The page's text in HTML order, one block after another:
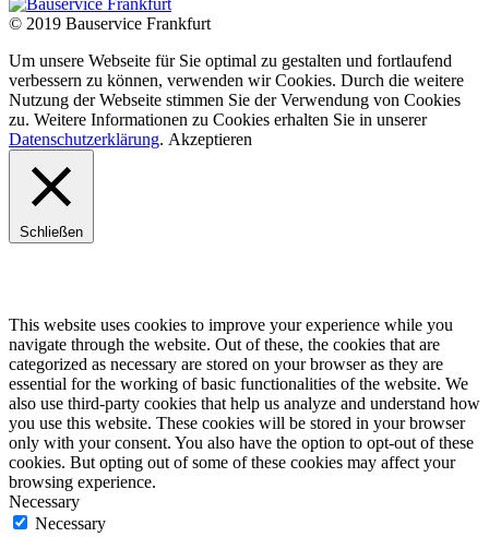
© 2019 Bauservice Frankfurt
Um unsere Webseite für Sie optimal zu gestalten und fortlaufend
verbessern zu können, verwenden wir Cookies. Durch die weitere
Nutzung der Webseite stimmen Sie der Verwendung von Cookies
zu. Weitere Informationen zu Cookies erhalten Sie in unserer
Datenschutzerklärung. Akzeptieren
Schließen
This website uses cookies to improve your experience while you
navigate through the website. Out of these, the cookies that are
categorized as necessary are stored on your browser as they are
essential for the working of basic functionalities of the website. We
also use third-party cookies that help us analyze and understand how
you use this website. These cookies will be stored in your browser
only with your consent. You also have the option to opt-out of these
cookies. But opting out of some of these cookies may affect your
browsing experience.
Necessary
Necessary